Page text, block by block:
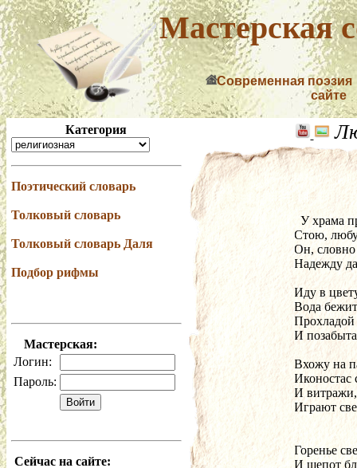
Мастерская
Современная поэзия
сайте
Категория
Поэтический словарь
Толковый словарь
Толковый словарь Даля
Подбор рифмы
Мастерская:
Логин:
Пароль:
Сейчас на сайте:
У храма
Стою,
Он, словно
Надежду
Иду в
Вода
И
Вхожу на
Иконостас
И витражи,
Играют
Горенье
И шепот